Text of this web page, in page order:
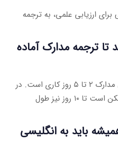
ارزیابی علمی، به ترجمه
ترجمه مدارک آماده
زمان استاندارد ترجمه رسمی مدارک ۲ تا ۵ روز کاری است. در
صورت نیاز به تأییدیه‌ها، ممکن است تا ۱۰ روز نیز طول
باید به انگلیسی